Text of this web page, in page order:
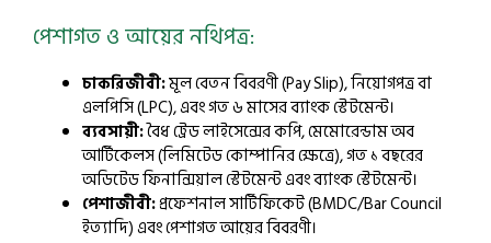
পেশাগত ও আয়ের নথিপত্র:
চাকরিজীবী:মূল বেতন বিবরণী (Pay Slip), নিয়োগপত্র বা
এলপিসি (LPC), এবং গত ৬ মাসের ব্যাংক স্টেটমেন্ট।
ব্যবসায়ী:বৈধ ট্রেড লাইসেন্সের কপি, মেমোরেন্ডাম অব
আর্টিকেলস (লিমিটেড কোম্পানির ক্ষেত্রে), গত ১ বছরের
অডিটেড ফিনান্সিয়াল স্টেটমেন্ট এবং ব্যাংক স্টেটমেন্ট।
পেশাজীবী:প্রফেশনাল সার্টিফিকেট (BMDC/Bar Council
ইত্যাদি) এবং পেশাগত আয়ের বিবরণী।